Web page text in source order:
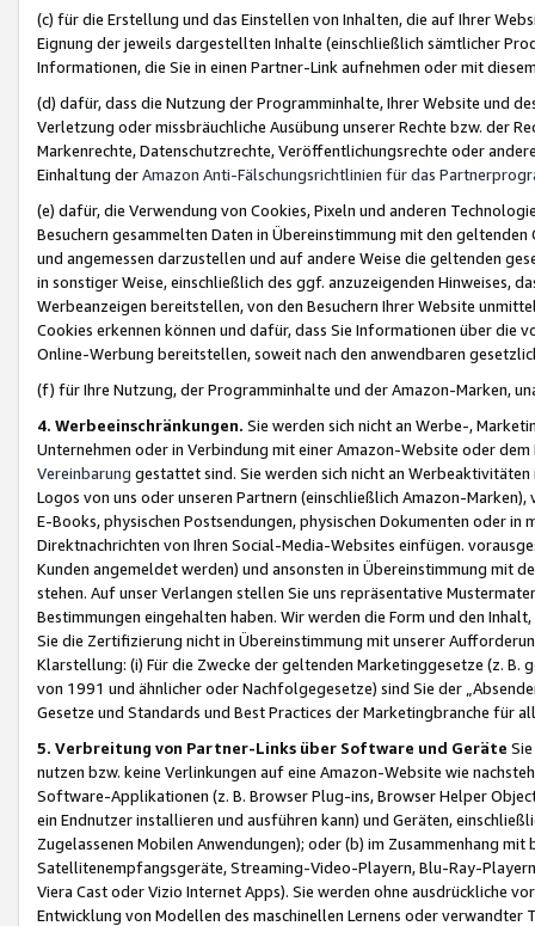
(c) für die Erstellung und das Einstellen von Inhalten, die auf Ihrer
Eignung der jeweils dargestellten Inhalte (einschließlich sämtlicher
Informationen, die Sie in einen Partner-Link aufnehmen oder mit
(d) dafür, dass die Nutzung der Programminhalte, Ihrer Website und
Verletzung oder missbräuchliche Ausübung unserer Rechte bzw. der
Markenrechte, Datenschutzrechte, Veröffentlichungsrechte oder
Einhaltung derAmazon Anti-Fälschungsrichtlinien für das
(e) dafür, die Verwendung von Cookies, Pixeln und anderen
Besuchern gesammelten Daten in Übereinstimmung mit den
und angemessen darzustellen und auf andere Weise die geltenden
in sonstiger Weise, einschließlich des ggf. anzuzeigenden Hinweises,
Werbeanzeigen bereitstellen, von den Besuchern Ihrer Website
Cookies erkennen können und dafür, dass Sie Informationen über die
Online-Werbung bereitstellen, soweit nach den anwendbaren
(f) für Ihre Nutzung, der Programminhalte und der Amazon-Marken,
4. Werbeeinschränkungen. Sie werden sich nicht an Werbe-,
Unternehmen oder in Verbindung mit einer Amazon-Website oder
Vereinbarung gestattet sind. Sie werden sich nicht an
Logos von uns oder unseren Partnern (einschließlich Amazon-
E-Books, physischen Postsendungen, physischen Dokumenten oder in
Direktnachrichten von Ihren Social-Media-Websites einfügen.
Kunden angemeldet werden) und ansonsten in Übereinstimmung mit
stehen. Auf unser Verlangen stellen Sie uns repräsentative
Bestimmungen eingehalten haben. Wir werden die Form und den
Sie die Zertifizierung nicht in Übereinstimmung mit unserer
Klarstellung: (i) Für die Zwecke der geltenden Marketinggesetze (z. B.
von 1991 und ähnlicher oder Nachfolgegesetze) sind Sie der
Gesetze und Standards und Best Practices der Marketingbranche für
5. Verbreitung von Partner-Links über Software und Geräte
nutzen bzw. keine Verlinkungen auf eine Amazon-Website wie
Software-Applikationen (z. B. Browser Plug-ins, Browser Helper
ein Endnutzer installieren und ausführen kann) und Geräten,
Zugelassenen Mobilen Anwendungen); oder (b) im Zusammenhang
Satellitenempfangsgeräte, Streaming-Video-Playern, Blu-Ray-
Viera Cast oder Vizio Internet Apps). Sie werden ohne ausdrückliche
Entwicklung von Modellen des maschinellen Lernens oder